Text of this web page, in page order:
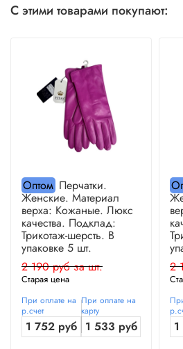
С этими товарами покупают:
ОптомПерчатки.
Женские. Материал
верха: Кожаные. Люкс
качества. Подклад:
Трикотаж-шерсть. В
упаковке 5 шт.
2 190 руб за шт.
Старая цена
При оплате на
р.счет
1 752 руб
При оплате на
карту
1 533 руб
2